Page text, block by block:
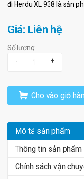
đi Herdu XL 938 là sản
Giá: Liên hệ
Số lượng:
-
+
Cho vào giỏ
Mô tả sản phẩm
Thông tin sản phẩm
Chính sách vận